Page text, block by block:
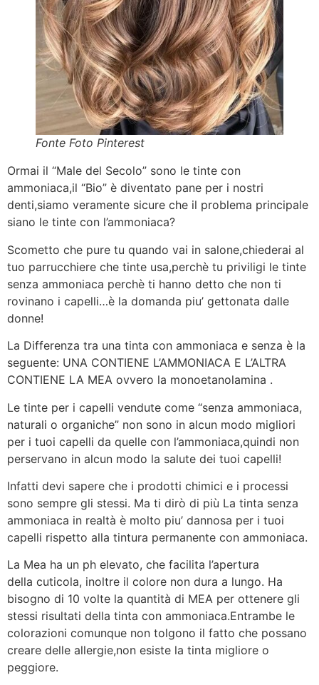
Fonte Foto Pinterest
Ormai il “Male del Secolo” sono le tinte con
ammoniaca,il “Bio” è diventato pane per i nostri
denti,siamo veramente sicure che il problema principale
siano le tinte con l’ammoniaca?
Scometto che pure tu quando vai in salone,chiederai al
tuo parrucchiere che tinte usa,perchè tu priviligi le tinte
senza ammoniaca perchè ti hanno detto che non ti
rovinano i capelli…è la domanda piu’ gettonata dalle
donne!
La Differenza tra una tinta con ammoniaca e senza è la
seguente: UNA CONTIENE L’AMMONIACA E L’ALTRA
CONTIENE LA MEA ovvero la monoetanolamina .
Le tinte per i capelli vendute come “senza ammoniaca,
naturali o organiche” non sono in alcun modo migliori
per i tuoi capelli da quelle con l’ammoniaca,quindi non
perservano in alcun modo la salute dei tuoi capelli!
Infatti devi sapere che i prodotti chimici e i processi
sono sempre gli stessi. Ma ti dirò di più La tinta senza
ammoniaca in realtà è molto piu’ dannosa per i tuoi
capelli rispetto alla tintura permanente con ammoniaca.
La Mea ha un ph elevato, che facilita l’apertura
della cuticola, inoltre il colore non dura a lungo. Ha
bisogno di 10 volte la quantità di MEA per ottenere gli
stessi risultati della tinta con ammoniaca.Entrambe le
colorazioni comunque non tolgono il fatto che possano
creare delle allergie,non esiste la tinta migliore o
peggiore.